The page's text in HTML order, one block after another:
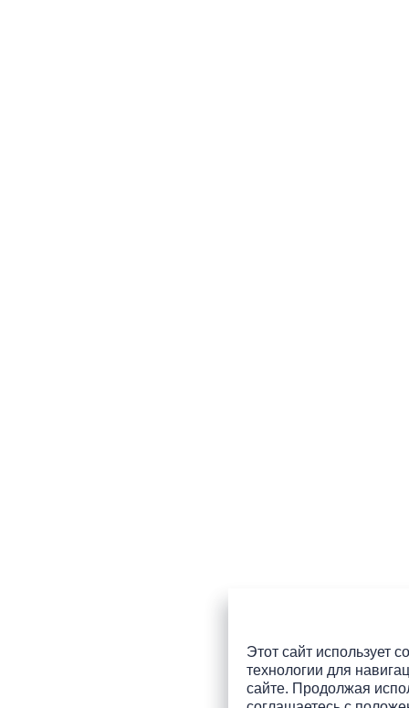
Этот сайт использует
технологии для
сайте. Продолжая